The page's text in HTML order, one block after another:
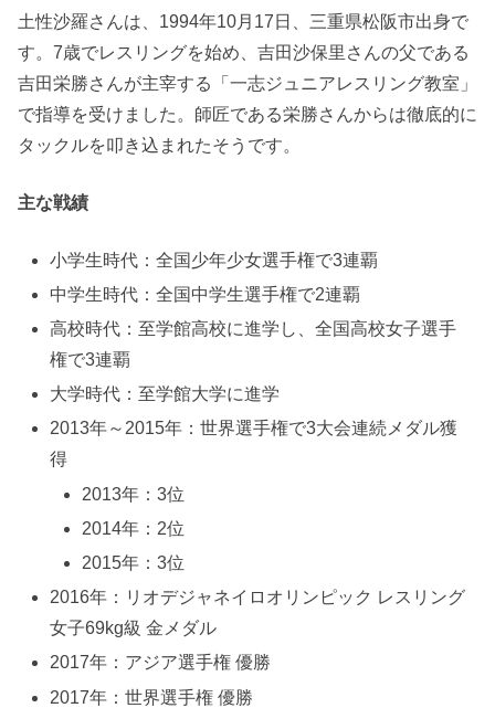
土性沙羅さんは、1994年10月17日、三重県松阪市出身で
す。7歳でレスリングを始め、吉田沙保里さんの父である
吉田栄勝さんが主宰する「一志ジュニアレスリング教室」
で指導を受けました。師匠である栄勝さんからは徹底的に
タックルを叩き込まれたそうです。
主な戦績
小学生時代：全国少年少女選手権で3連覇
中学生時代：全国中学生選手権で2連覇
高校時代：至学館高校に進学し、全国高校女子選手
権で3連覇
大学時代：至学館大学に進学
2013年～2015年：世界選手権で3大会連続メダル獲
得
2013年：3位
2014年：2位
2015年：3位
2016年：リオデジャネイロオリンピック レスリング
女子69kg級 金メダル
2017年：アジア選手権 優勝
2017年：世界選手権 優勝